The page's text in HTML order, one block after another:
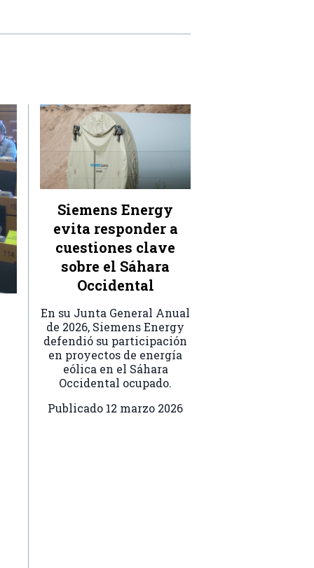
Siemens Energy
evita responder a
cuestiones clave
sobre el Sáhara
Occidental
En su Junta General Anual
de 2026, Siemens Energy
defendió su participación
en proyectos de energía
eólica en el Sáhara
Occidental ocupado.
Publicado 12 marzo 2026